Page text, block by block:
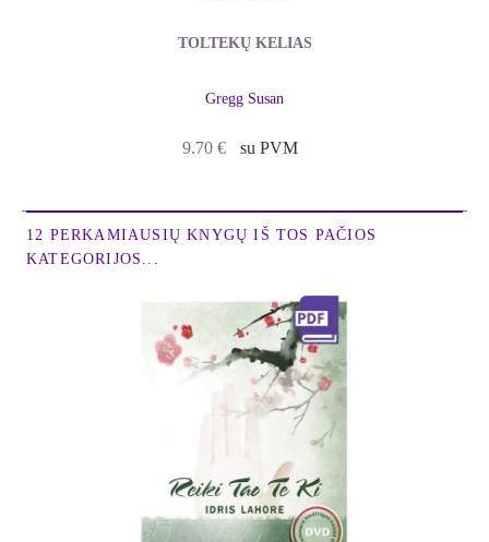
į Dangaus vartus." - G.Stibal
TOLTEKŲ KELIAS
Gregg Susan
9.70 € su PVM
12 PERKAMIAUSIŲ KNYGŲ IŠ TOS PAČIOS
KATEGORIJOS...